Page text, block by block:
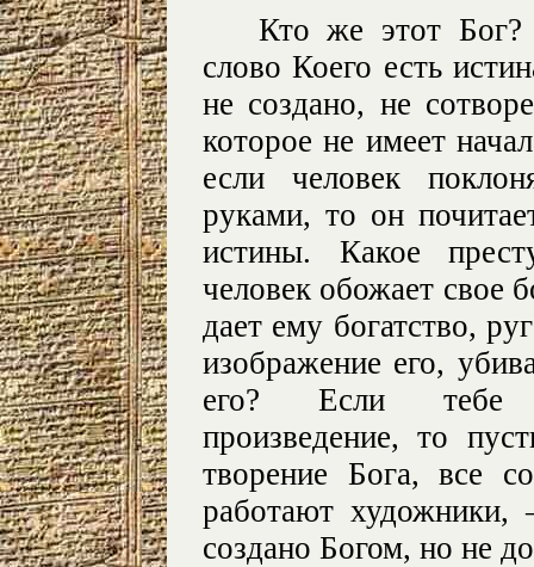
Кто же этот
слово Коего есть
не создано, не
которое не имеет
если человек
руками, то он
истины. Какое
человек обожает свое
дает ему богатство,
изображение его,
его? Если тебе
произведение, то
творение Бога, все
работают художники,
создано Богом, но не